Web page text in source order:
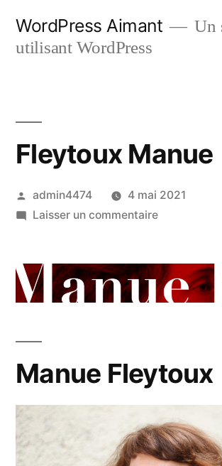
WordPress Aimant
Un
utilisant WordPress
Fleytoux Manue
Publié
par
admin4474
4 mai 2021
Laisser un commentairesur
Manue Fleytoux